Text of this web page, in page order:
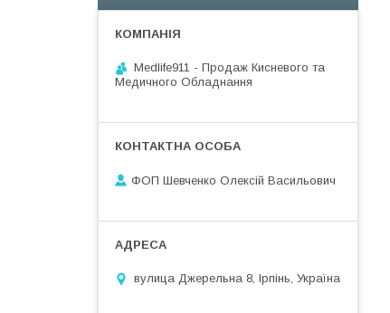
Medlife911 - Продаж Кисневого та
Медичного Обладнання
ФОП Шевченко Олексій Васильович
вулица Джерельна 8, Ірпінь, Україна